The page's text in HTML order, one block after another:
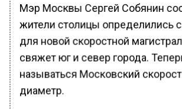
Мэр Москвы Сергей Собянин
жители столицы определились
для новой скоростной
свяжет юг и север города.
называться Московский
диаметр.